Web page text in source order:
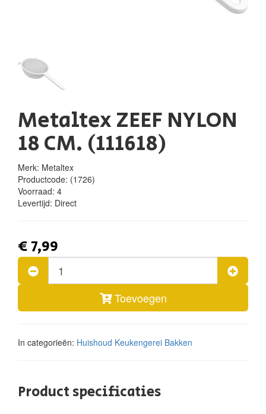
Metaltex ZEEF NYLON
18 CM. (111618)
Merk: Metaltex
Productcode: (1726)
Voorraad: 4
Levertijd: Direct
€ 7,99
Toevoegen
In categorieën: Huishoud Keukengerei Bakken
Product specificaties